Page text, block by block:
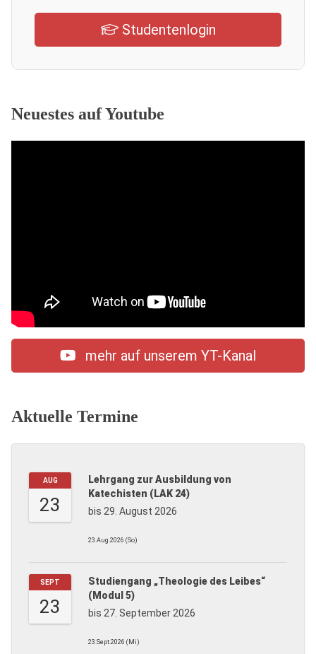
Studentenlogin
Neuestes auf Youtube
mehr auf unserem YT-Kanal
Aktuelle Termine
AUG
23
Lehrgang zur Ausbildung von
Katechisten (LAK 24)
bis 29. August 2026
23.Aug.2026 (So)
SEPT
23
Studiengang „Theologie des Leibes“
(Modul 5)
bis 27. September 2026
23.Sept.2026 (Mi)